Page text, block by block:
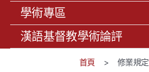
學術專區
漢語基督教學術論評
首頁 > 修業規定